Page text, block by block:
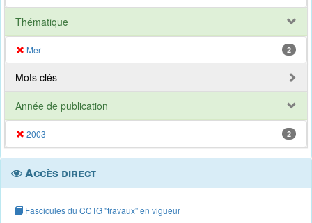
Thématique
Mer 2
Mots clés
Année de publication
2003 2
Accès direct
Fascicules du CCTG "travaux" en vigueur